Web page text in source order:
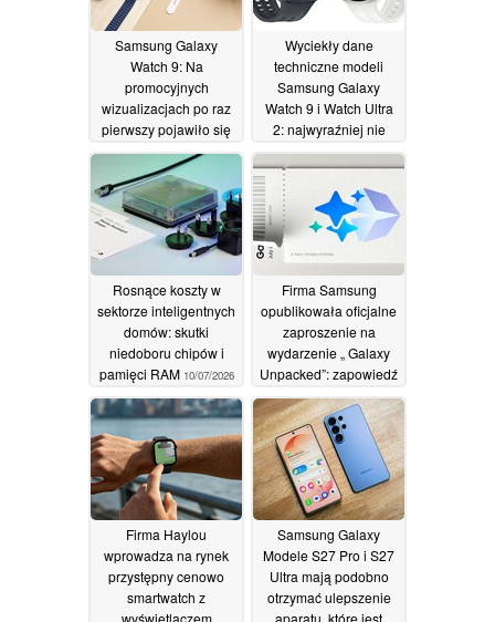
Samsung Galaxy
Watch 9: Na
promocyjnych
wizualizacjach po raz
pierwszy pojawiło się
oznaczenie
„Snapdragon Wear
Elite” 18/07/2026
Wyciekły dane
techniczne modeli
Samsung Galaxy
Watch 9 i Watch Ultra
2: najwyraźniej nie
wszystkie baterie będą
miały większą
pojemność11/07/2026
Rosnące koszty w
sektorze inteligentnych
domów: skutki
niedoboru chipów i
pamięci RAM 10/07/2026
Firma Samsung
opublikowała oficjalne
zaproszenie na
wydarzenie „ Galaxy
Unpacked”: zapowiedź
nadchodzącej
premiery modelu „
Apple ”, która ma się
odbyć we wrześniu
08/07/2026
Firma Haylou
wprowadza na rynek
przystępny cenowo
smartwatch z
wyświetlaczem
Samsung Galaxy
Modele S27 Pro i S27
Ultra mają podobno
otrzymać ulepszenie
aparatu, które jest